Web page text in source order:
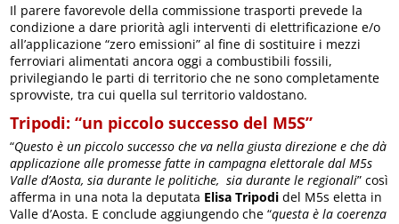
Il parere favorevole della commissione trasporti prevede la
condizione a dare priorità agli interventi di elettrificazione e/o
all’applicazione “zero emissioni” al fine di sostituire i mezzi
ferroviari alimentati ancora oggi a combustibili fossili,
privilegiando le parti di territorio che ne sono completamente
sprovviste, tra cui quella sul territorio valdostano.
Tripodi: “un piccolo successo del M5S”
“Questo è un piccolo successo che va nella giusta direzione e che dà
applicazione alle promesse fatte in campagna elettorale dal M5s
Valle d’Aosta, sia durante le politiche, sia durante le regionali” così
afferma in una nota la deputata Elisa Tripodi del M5s eletta in
Valle d’Aosta. E conclude aggiungendo che “questa è la coerenza